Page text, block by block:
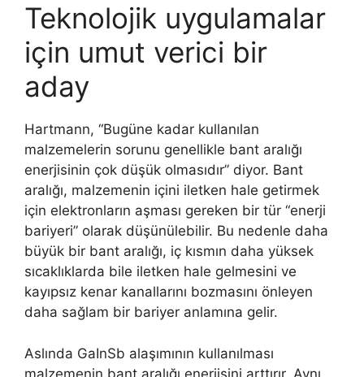
Teknolojik uygulamalar
için umut verici bir
aday
Hartmann, “Bugüne kadar kullanılan
malzemelerin sorunu genellikle bant aralığı
enerjisinin çok düşük olmasıdır” diyor. Bant
aralığı, malzemenin içini iletken hale getirmek
için elektronların aşması gereken bir tür “enerji
bariyeri” olarak düşünülebilir. Bu nedenle daha
büyük bir bant aralığı, iç kısmın daha yüksek
sıcaklıklarda bile iletken hale gelmesini ve
kayıpsız kenar kanallarını bozmasını önleyen
daha sağlam bir bariyer anlamına gelir.
Aslında GaInSb alaşımının kullanılması
malzemenin bant aralığı enerjisini arttırır. Aynı